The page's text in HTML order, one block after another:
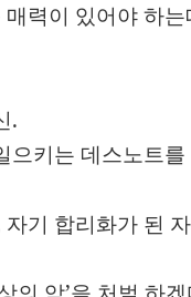
력이 있어야 하
.
으키는 데스노트를
기 합리화가 된